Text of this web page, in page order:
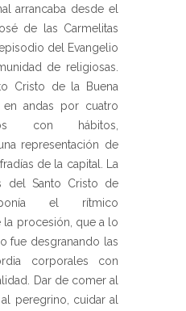
arrancaba desde el
de las Carmelitas
del Evangelio
de religiosas.
Cristo de la Buena
en andas por cuatro
con hábitos,
representación de
de la capital. La
del Santo Cristo de
el rítmico
procesión, que a lo
fue desgranando las
corporales con
Dar de comer al
peregrino, cuidar al